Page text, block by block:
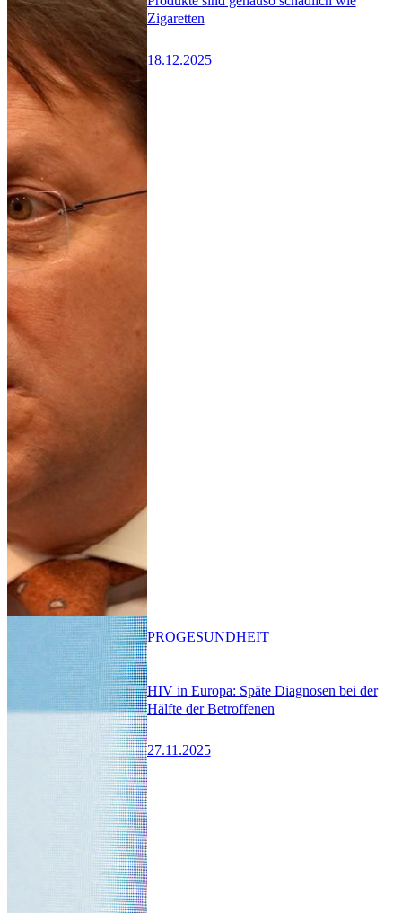
Zigaretten
18.12.2025
HIV in Europa: Späte Diagnosen bei der
Hälfte der Betroffenen
27.11.2025
PROGESUNDHEIT